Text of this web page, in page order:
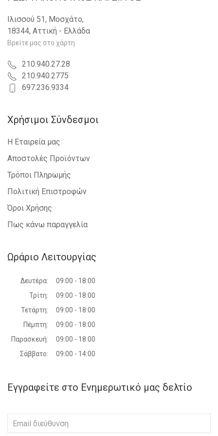
VW - GOLF IV - 1998-2004
VW - JETTA - 2005-2010
SEAT - IBIZA - 2012-2015
SKODA - YETI - 2009-2013
SKODA - ROOMSTER - 2010-2015
VW - TRANSPORTER (T5) - 2010-2015
VW - PASSAT - 2011-2015
VW - CROSS TOURAN - 2007-2010
VW - CADDY - 2010-2015
VW - EOS - 2011-2015
VW - TIGUAN - 2011-2016
Ιλισσού 51, Μοσχάτο,
18344, Αττική - Ελλάδα
Βρείτε μας στο χάρτη
210.940.27.28
210.940.2775
697.236.9334
Χρήσιμοι Σύνδεσμοι
Η Εταιρεία μας
Αποστολές Προϊόντων
Τρόποι Πληρωμής
Πολιτική Επιστροφών
Όροι Χρήσης
Πως κάνω παραγγελία
Ωράριο Λειτουργίας
Δευτέρα:
09:00 - 18:00
Τρίτη:
09:00 - 18:00
Τετάρτη:
09:00 - 18:00
Πέμπτη:
09:00 - 18:00
Παρασκευή:
09:00 - 18:00
Σάββατο:
09:00 - 14:00
Εγγραφείτε στο Ενημερωτικό μας δελτίο